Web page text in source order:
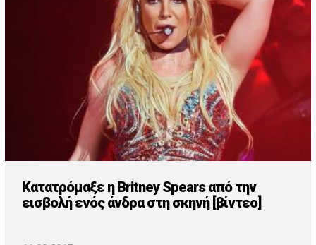
Κατατρόμαξε η Britney Spears από την
εισβολή ενός άνδρα στη σκηνή [βίντεο]